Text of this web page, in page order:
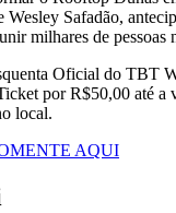
Wesley Safadão,
milhares de pessoas
Oficial do TBT
por R$50,00 até a
local.
AQUI